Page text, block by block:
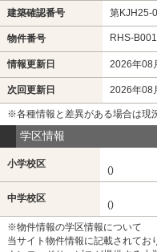
建築確認番号 第KJH25-
物件番号 RHS-
情報更新日 2026年08
次回更新日 2026年08
※各種情報と差異がある場合は現
学区情報
小学校区
()
中学校区
()
※物件情報の学区情報について
当サイト物件情報に記載されてお